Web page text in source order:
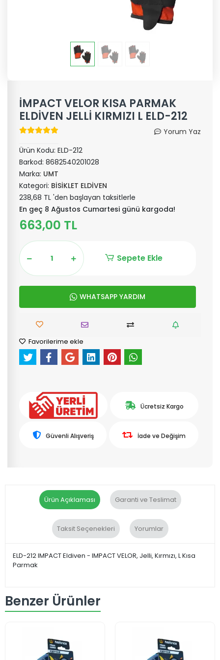
İMPACT VELOR KISA PARMAK
ELDİVEN JELLİ KIRMIZI L ELD-212
Yorum Yaz
Ürün Kodu: ELD-212
Barkod: 8682540201028
Marka: UMT
Kategori: BİSİKLET ELDİVEN
238,68 TL 'den başlayan taksitlerle
En geç 8 Ağustos Cumartesi günü kargoda!
663,00 TL
Sepete Ekle
WHATSAPP YARDIM
Favorilerime ekle
Ücretsiz Kargo
Güvenli Alışveriş İade ve Değişim
Ürün Açıklaması Garanti ve Teslimat
Taksit Seçenekleri Yorumlar
ELD-212 IMPACT Eldiven - IMPACT VELOR, Jelli, Kırmızı, L Kısa
Parmak
Benzer Ürünler